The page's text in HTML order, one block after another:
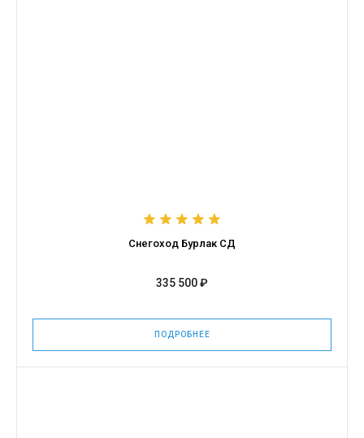
Снегоход Бурлак СД
335 500 ₽
ПОДРОБНЕЕ